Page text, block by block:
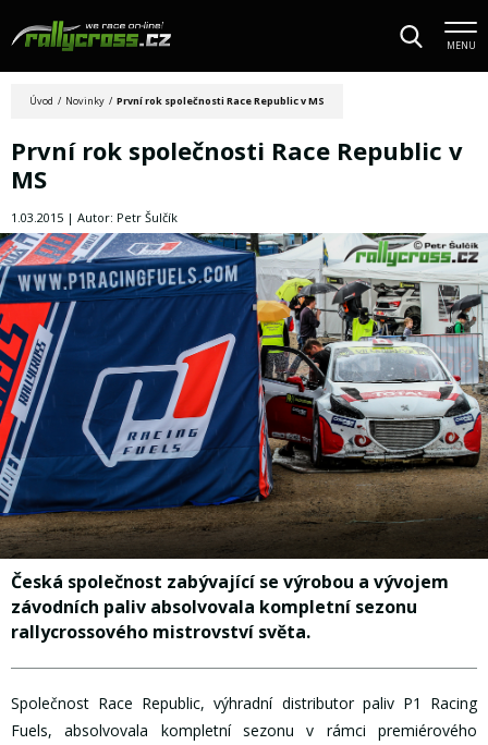
MENU
Úvod / Novinky / První rok společnosti Race Republic v MS
První rok společnosti Race Republic v
MS
1.03.2015 | Autor: Petr Šulčík
Česká společnost zabývající se výrobou a vývojem
závodních paliv absolvovala kompletní sezonu
rallycrossového mistrovství světa.
Společnost Race Republic, výhradní distributor paliv P1 Racing
Fuels, absolvovala kompletní sezonu v rámci premiérového